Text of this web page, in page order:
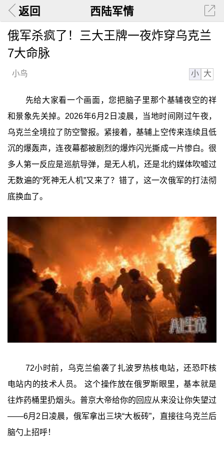
返回 西陆军情
俄军杀疯了！三大王牌一夜炸穿乌克兰
7大命脉
小鸟 小 大
先给大家看一个画面，您把脑子里那个基辅夜空的祥
和景象先关掉。2026年6月2日凌晨，当地时间刚过午夜，
乌克兰全境拉了防空警报。紧接着，基辅上空传来连续且低
沉的爆轰声，连夜幕都被剧烈的爆炸闪光撕成一片惨白。很
多人第一反应是巡航导弹，是无人机，还是北约媒体吹嘘过
无数遍的“死神无人机”又来了？错了，这一次俄军的打法彻
底换血了。
72小时前，乌克兰偷袭了扎波罗热核电站，还恐吓核
电站内的技术人员。 这个操作放在俄罗斯眼里，基本就是
往炸药桶里扔烟头。普京大帝给你的回应从来没让你失望过
——6月2日凌晨，俄军拿出三块“大板砖”，直接往乌克兰后
脑勺上招呼！